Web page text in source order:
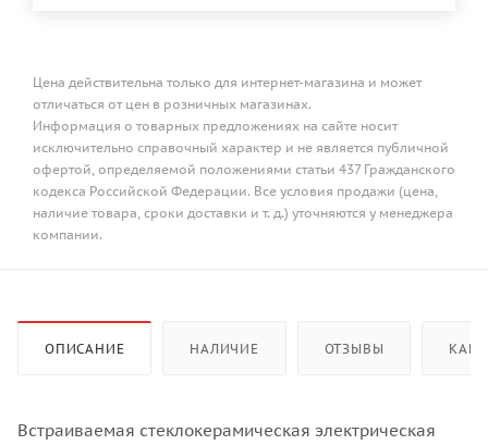
Цена действительна только для интернет-магазина и может
отличаться от цен в розничных магазинах.
Информация о товарных предложениях на сайте носит
исключительно справочный характер и не является публичной
офертой, определяемой положениями статьи 437 Гражданского
кодекса Российской Федерации. Все условия продажи (цена,
наличие товара, сроки доставки и т. д.) уточняются у менеджера
компании.
ОПИСАНИЕ НАЛИЧИЕ ОТЗЫВЫ КАК
Встраиваемая стеклокерамическая электрическая